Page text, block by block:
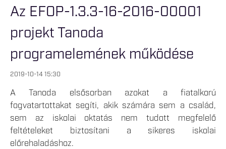
Az EFOP-1.3.3-16-2016-00001
projekt Tanoda
programelemének működése
2019-10-14 15:30
A Tanoda elsősorban azokat a fiatalkorú
fogvatartottakat segíti, akik számára sem a család,
sem az iskolai oktatás nem tudott megfelelő
feltételeket biztosítani a sikeres iskolai
előrehaladáshoz.